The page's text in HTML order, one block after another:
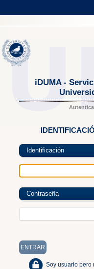
iDUMA -
Identificación
Contraseña
Soy usuario pero